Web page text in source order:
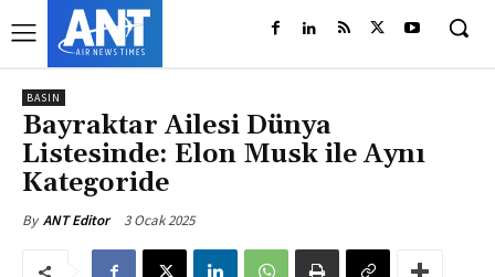
BASIN
Bayraktar Ailesi Dünya
Listesinde: Elon Musk ile Aynı
Kategoride
By ANT Editor 3 Ocak 2025